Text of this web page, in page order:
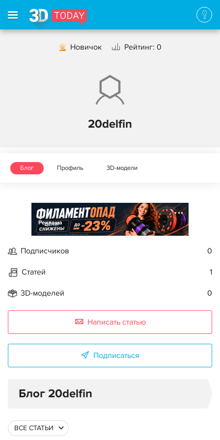
Новичок Рейтинг: 0
20delfin
Блог Профиль 3D-модели
Реклама
Подписчиков 0
Статей 1
3D-моделей 0
Написать статью
Подписаться
Блог 20delfin
ВСЕ СТАТЬИ